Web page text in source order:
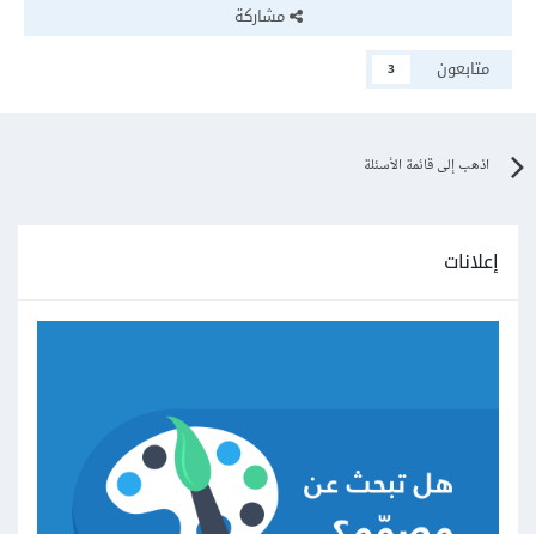
مشاركة
متابعون
3
اذهب إلى قائمة الأسئلة
إعلانات